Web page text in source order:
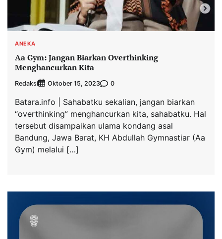
ANEKA
Aa Gym: Jangan Biarkan Overthinking
Menghancurkan Kita
Redaksi Oktober 15, 2023 0
Batara.info | Sahabatku sekalian, jangan biarkan
“overthinking” menghancurkan kita, sahabatku. Hal
tersebut disampaikan ulama kondang asal
Bandung, Jawa Barat, KH Abdullah Gymnastiar (Aa
Gym) melalui […]